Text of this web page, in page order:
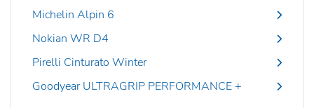
Michelin Alpin 6
Nokian WR D4
Pirelli Cinturato Winter
Goodyear ULTRAGRIP PERFORMANCE +